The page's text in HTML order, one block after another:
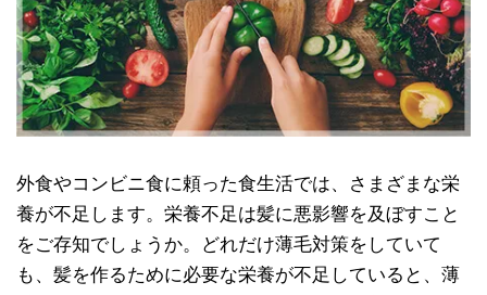
外食やコンビニ食に頼った食生活では、さまざまな栄
養が不足します。栄養不足は髪に悪影響を及ぼすこと
をご存知でしょうか。どれだけ薄毛対策をしていて
も、髪を作るために必要な栄養が不足していると、薄